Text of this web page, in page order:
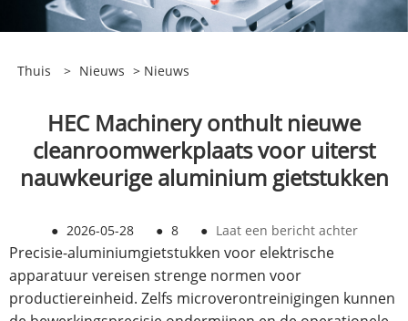
Thuis > Nieuws > Nieuws
HEC Machinery onthult nieuwe
cleanroomwerkplaats voor uiterst
nauwkeurige aluminium gietstukken
● 2026-05-28 ● 8 ● Laat een bericht achter
Precisie-aluminiumgietstukken voor elektrische
apparatuur vereisen strenge normen voor
productiereinheid. Zelfs microverontreinigingen kunnen